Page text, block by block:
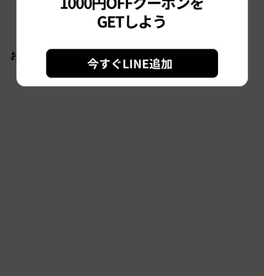
おすすめ商品
Sold out